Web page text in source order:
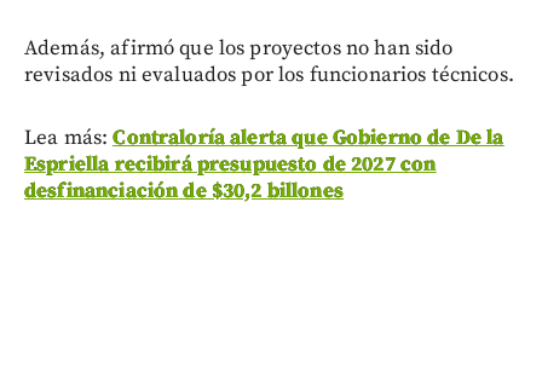
Además, afirmó que los proyectos no han sido
revisados ni evaluados por los funcionarios técnicos.
Lea más:Contraloría alerta que Gobierno de De la
Espriella recibirá presupuesto de 2027 con
desfinanciación de $30,2 billones